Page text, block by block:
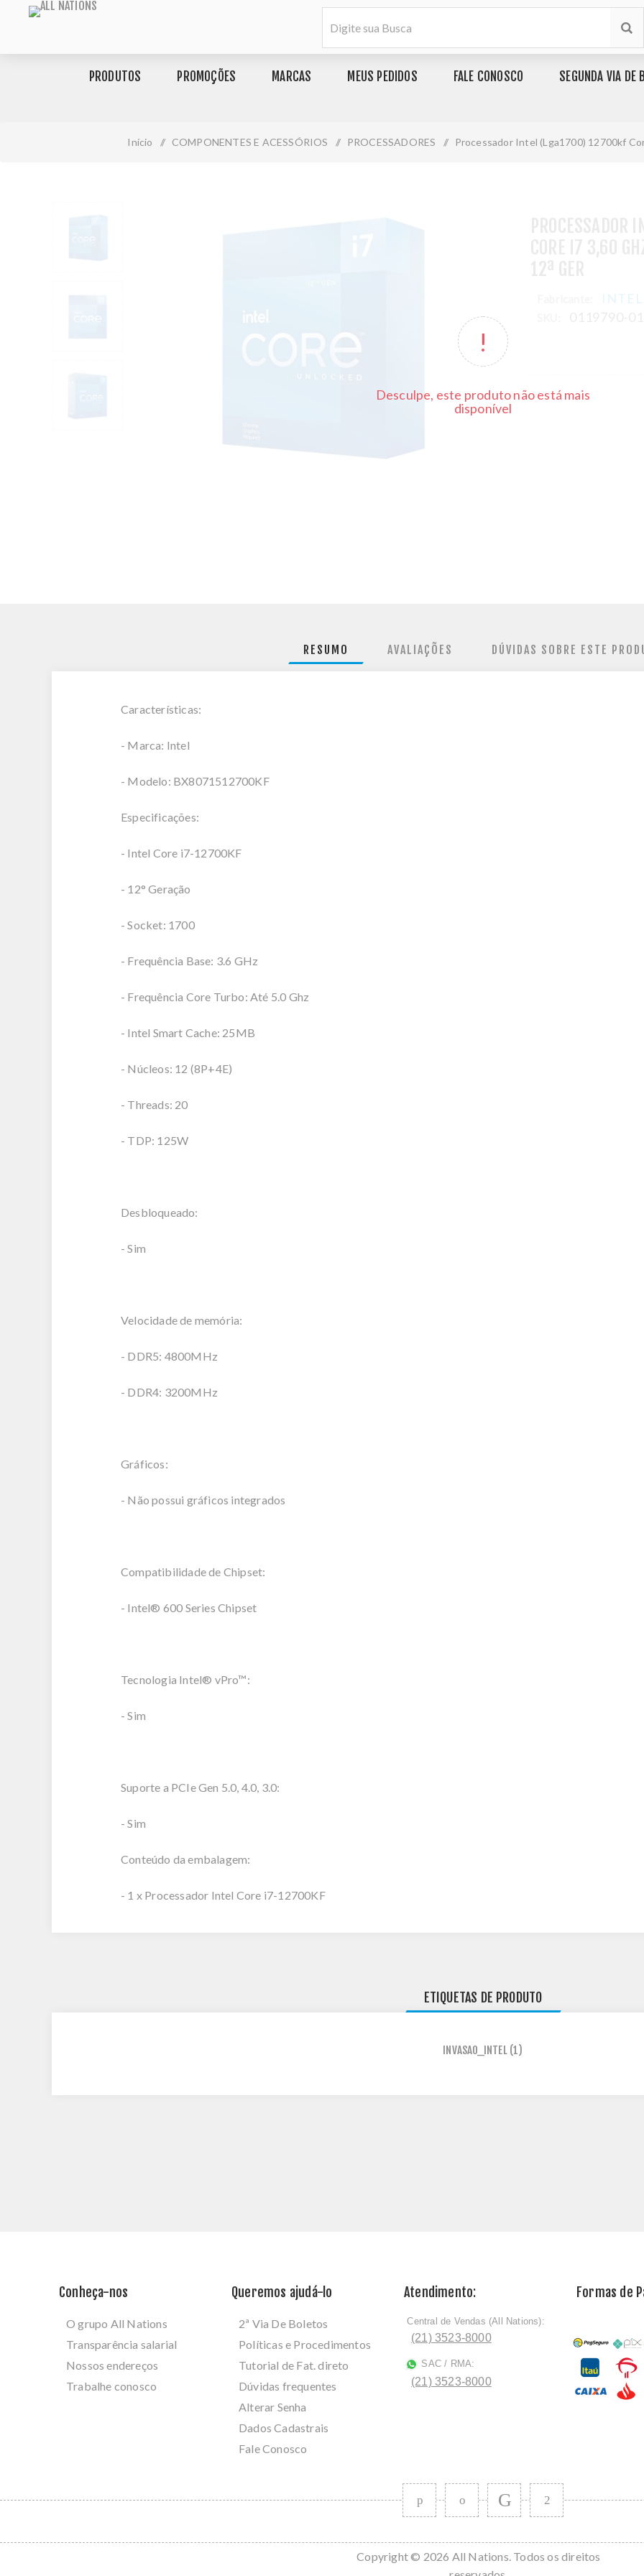
PRODUTOS PROMOÇÕES MARCAS MEUS PEDIDOS FALE CONOSCO SEGUNDA VIA DE
Início / COMPONENTES E ACESSÓRIOS / PROCESSADORES / Processador Intel (Lga1700) 12700kf
Desculpe, este produto não está mais
disponível
INTEL
RESUMO AVALIAÇÕES DÚVIDAS SOBRE ESTE
Características:
- Marca: Intel
- Modelo: BX8071512700KF
Especificações:
- Intel Core i7-12700KF
- 12° Geração
- Socket: 1700
- Frequência Base: 3.6 GHz
- Frequência Core Turbo: Até 5.0 Ghz
- Intel Smart Cache: 25MB
- Núcleos: 12 (8P+4E)
- Threads: 20
- TDP: 125W
Desbloqueado:
- Sim
Velocidade de memória:
- DDR5: 4800MHz
- DDR4: 3200MHz
Gráficos:
- Não possui gráficos integrados
Compatibilidade de Chipset:
- Intel® 600 Series Chipset
Tecnologia Intel® vPro™:
- Sim
Suporte a PCIe Gen 5.0, 4.0, 3.0:
- Sim
Conteúdo da embalagem:
- 1 x Processador Intel Core i7-12700KF
ETIQUETAS DE PRODUTO
INVASAO_INTEL (1)
Conheça-nos
O grupo All Nations
Transparência salarial
Nossos endereços
Trabalhe conosco
Queremos ajudá-lo
2ª Via De Boletos
Políticas e Procedimentos
Tutorial de Fat. direto
Dúvidas frequentes
Alterar Senha
Dados Cadastrais
Fale Conosco
Atendimento:
ﾠCentral de Vendas (All Nations):
(21) 3523-8000
SAC / RMA:
(21) 3523-8000
Formas de
Copyright © 2026 All Nations. Todos os direitos